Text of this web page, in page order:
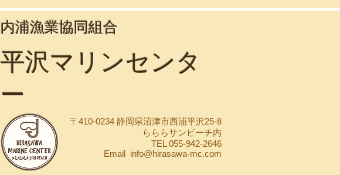
​内浦漁業協同組合
​平沢マリンセンタ
ー
〒410-0234 静岡県沼津市西浦平沢25-8
らららサンビーチ内
TEL 055-942-2646
Email info@hirasawa-mc.com